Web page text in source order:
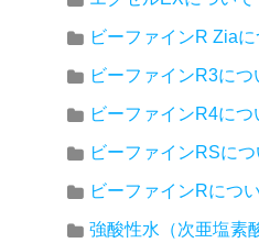
ビーファインR Ziaに
ビーファインR3につ
ビーファインR4につ
ビーファインRSにつ
ビーファインRにつ
強酸性水（次亜塩素